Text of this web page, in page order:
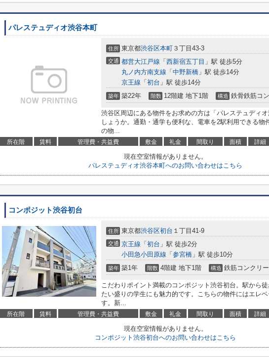
パレステュディオ渋谷本町
住所 東京都渋谷区本町 ３丁目43-3
交通 都営大江戸線 「 西新宿五丁目 」駅 徒歩5分
丸ノ内方南支線 「 中野新橋 」駅 徒歩14分
京王線 「 初台 」駅 徒歩14分
築年 築22年 階数 12階建 地下1階 構造 鉄骨鉄筋コ
渋谷区周辺にある物件をお求めの方は「パレステュディ
しょうか。通勤・通学も便利な、電車を2駅利用できる物
の物...
所在階 賃料 管理費・共益費 敷金 礼金 間取り 面積 詳細
現在空室情報がありません。
パレステュディオ渋谷本町へのお問い合わせはこちら
コンポジット渋谷初台
住所 東京都渋谷区初台 １丁目41-9
交通 京王線 「 初台 」駅 徒歩2分
小田急小田原線 「 参宮橋 」駅 徒歩10分
築年 築1年 階数 4階建 地下1階 構造 鉄筋コンクリー
こだわりポイント満載のコンポジット渋谷初台。駅から
たい盛りの学生にも魅力的です。こちらの物件にはエレ
す。新...
所在階 賃料 管理費・共益費 敷金 礼金 間取り 面積 詳細
現在空室情報がありません。
コンポジット渋谷初台へのお問い合わせはこちら